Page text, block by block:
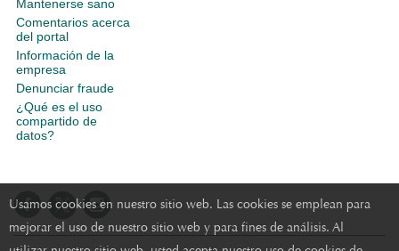
Usamos cookies en nuestro sitio web. Las cookies se emplean para
mejorar el uso de nuestro sitio web y para fines de análisis. Al
Mantenerse sano
Comentarios acerca
del portal
Información de la
empresa
Denunciar fraude
¿Qué es el uso
compartido de
datos?